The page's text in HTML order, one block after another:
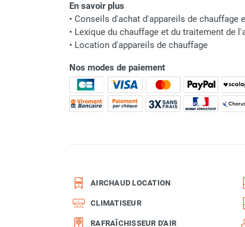
Chauffage mobile au fioul et GNR
Chauffage fioul soufflant avec
cheminée et réservoir intégré
Chauffage fioul soufflant avec
cheminée à raccorder sur citerne
Chauffage fioul soufflant sans
cheminée à combustion directe
Chauffage fioul
combustion directe
combustion indirecte
Chauffage mobile au gaz rayonnant
En savoir plus
• Conseils d'achat d'appareils de chauffage
• Lexique du chauffage et du traitement de
• Location d'appareils de chauffage
Nos modes de paiement
AIRCHAUD LOCATION
CLIMATISEUR
RAFRAÎCHISSEUR D'AIR